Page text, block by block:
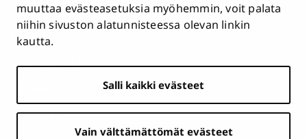
muuttaa evästeasetuksia myöhemmin, voit palata
niihin sivuston alatunnisteessa olevan linkin
kautta.
Salli kaikki evästeet
Vain välttämättömät evästeet
Päävalikko
alatunnisteessa
ETUSIVU
YHTEISTYÖ
Turun
yliopisto
Turun
yliopisto
TurunTurunTurunTurun